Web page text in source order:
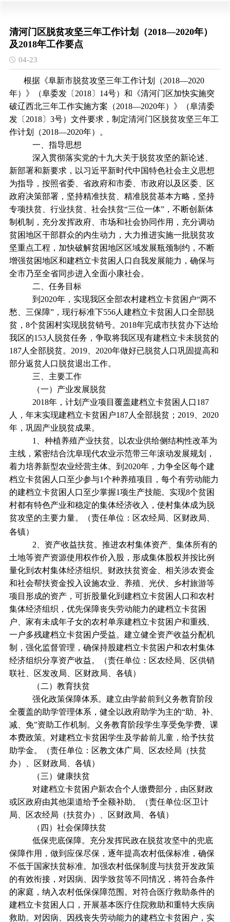
清河门区脱贫攻坚三年工作计划（2018—2020年）
及2018年工作要点
04-23
根据《阜新市脱贫攻坚三年工作计划（2018—2020
年）》（阜委发〔2018〕14号）和《清河门区加快实施突
破辽西北三年工作实施方案（2018—2020年）》（阜清委
发〔2018〕3号）文件要求，制定清河门区脱贫攻坚三年工
作计划（2018—2020年）。
一、指导思想
深入贯彻落实党的十九大关于脱贫攻坚的新论述、
新部署和新要求，以习近平新时代中国特色社会主义思想
为指导，按照省委、省政府和市委、市政府以及区委、区
政府决策部署，坚持精准扶贫、精准脱贫基本方略，坚持
专项扶贫、行业扶贫、社会扶贫“三位一体”，不断创新体
制机制，充分发挥政府、市场和社会协同作用，充分调动
贫困地区干部群众的内生动力，大力推进实施一批脱贫攻
坚重点工程，加快破解贫困地区区域发展瓶颈制约，不断
增强贫困地区和建档立卡贫困人口自我发展能力，确保与
全市乃至全省同步进入全面小康社会。
二、任务目标
到2020年，实现我区全部农村建档立卡贫困户“两不
愁、三保障”，现行标准下556人建档立卡贫困人口全部脱
贫，8个贫困村实现脱贫销号。2018年完成市扶贫办下达给
我区的153人脱贫任务，争取将我区现有建档立卡未脱贫的
187人全部脱贫。2019、2020年做好已脱贫人口巩固提高和
部分返贫人口脱贫退出工作。
三、主要工作
（一）产业发展脱贫
2018年，计划产业项目覆盖建档立卡贫困人口187
人，年末实现建档立卡贫困户187人全部脱贫；2019、2020
年，巩固产业脱贫成果。
1、种植养殖产业扶贫。以农业供给侧结构性改革为
主线，紧密结合沈阜现代农业示范带三年滚动发展规划，
着力培养新型农业经营主体。到2020年，力争全区每个建
档立卡贫困人口至少参与1个种养殖项目，每个有劳动能力
的建档立卡贫困人口至少掌握1项生产技能。实现8个贫困
村都有特色产业和稳定的集体经济收入，使村集体成为脱
贫攻坚的主要力量。（责任单位：区农经局、区财政局、
各镇）
2、资产收益扶贫。推进农村集体资产、集体所有的
土地等资产资源使用权作价入股，形成集体股权并按比例
量化到农村集体经济组织。财政扶贫资金、相关涉农资金
和社会帮扶资金投入设施农业、养殖、光伏、乡村旅游等
项目形成的资产，可折股量化到建档立卡贫困人口和农村
集体经济组织，优先保障丧失劳动能力的建档立卡贫困
户、家有未成年子女的农村单亲建档立卡贫困户和重残、
一户多残建档立卡贫困户受益。建立健全资产收益分配机
制，强化监督管理，确保持股建档立卡贫困户和农村集体
经济组织分享资产收益。（责任单位：区农经局、区供销
联社、区发改局、区财政局、各镇）
（二）教育扶贫
强化政策保障体系。建立由学龄前到义务教育阶段
全覆盖的助学管理体系，健全以政府助学为主的“助、补、
减、免”资助工作机制。义务教育阶段学生享受免学费、课
本费政策。对建档立卡贫困学生及学龄前儿童，给予扶贫
助学金。（责任单位：区教文体广局、区农经局（扶贫
办）、区财政局、各镇）
（三）健康扶贫
对建档立卡贫困户新农合个人缴费部分，由区财政
或区政府由其他渠道给予全额补助。（责任单位:区卫计
局、区农经局（扶贫办）、区财政局、各镇）
（四）社会保障扶贫
低保兜底保障。充分发挥民政在脱贫攻坚中的兜底
保障作用，做到应保尽保，逐年提高农村低保标准，确保
不低于国家扶贫标准。加强农村低保制度与扶贫开发政策
的有效衔接，对因病、因学致贫等不同情况，将符合条件
的家庭，纳入农村低保保障范围。对符合医疗救助条件的
建档立卡贫困人口，开展基本医疗住院救助和重特大疾病
救助。对因病、因残丧失劳动能力的建档立卡贫困户，实